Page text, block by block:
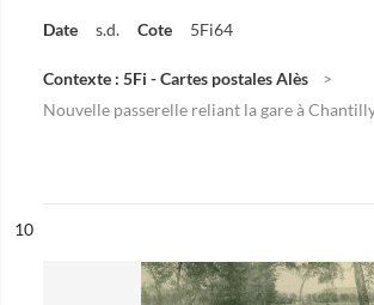
Date s.d. Cote 5Fi64
Contexte : 5Fi - Cartes postales Alès
Nouvelle passerelle reliant la gare à
n°
10